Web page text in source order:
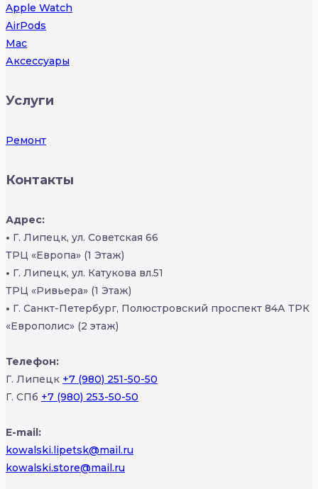
Apple Watch
AirPods
Mac
Аксессуары
Услуги
Ремонт
Контакты
Адрес:
• Г. Липецк, ул. Советская 66
ТРЦ «Европа» (1 Этаж)
• Г. Липецк, ул. Катукова вл.51
ТРЦ «Ривьера» (1 Этаж)
• Г. Санкт-Петербург, Полюстровский проспект 84А ТРК
«Европолис» (2 этаж)
Телефон:
Г. Липецк +7 (980) 251-50-50
Г. СПб +7 (980) 253-50-50
E-mail:
kowalski.lipetsk@mail.ru
kowalski.store@mail.ru